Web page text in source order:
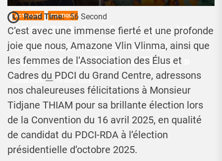
ACTUALITÉ POLITIQUE
PDCI-RDA: Les Amazones Vlin
Vlinma saluent la victoire
éclatante de Tidjane Thiam »
Josué Koffi 19 Avril 2025
Read Time: 56 Second
C’est avec une immense fierté et une profonde
joie que nous, Amazone Vlin Vlinma, ainsi que
les femmes de l’Association des Élus et
Cadres du PDCI du Grand Centre, adressons
nos chaleureuses félicitations à Monsieur
Tidjane THIAM pour sa brillante élection lors
de la Convention du 16 avril 2025, en qualité
de candidat du PDCI-RDA à l’élection
présidentielle d’octobre 2025.